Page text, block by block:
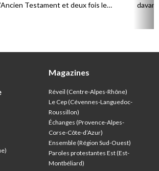
Testament et deux fois le
Magazines
Réveil (Centre-Alpes-Rhône)
Le Cep (Cévennes-Languedoc-
Roussillon)
Échanges (Provence-Alpes-
Corse-Côte-d’Azur)
Ensemble (Région Sud-Ouest)
Paroles protestantes Est (Est-
Montbéliard)